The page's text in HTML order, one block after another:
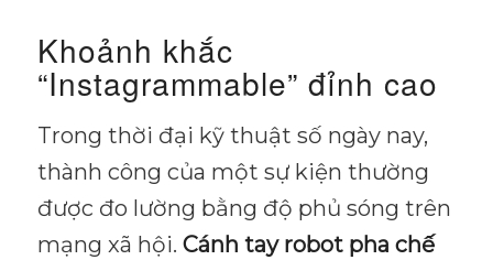
Khoảnh khắc
“Instagrammable” đỉnh cao
Trong thời đại kỹ thuật số ngày nay,
thành công của một sự kiện thường
được đo lường bằng độ phủ sóng trên
mạng xã hội. Cánh tay robot pha chế